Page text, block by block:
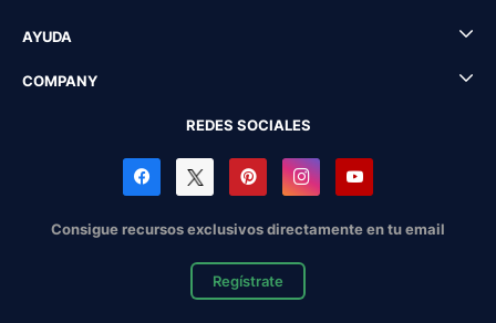
AYUDA
COMPANY
REDES SOCIALES
Consigue recursos exclusivos directamente en tu email
Regístrate